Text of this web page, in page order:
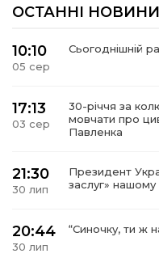
ОСТАННІ НОВИНИ
10:10
05 сер
Сьогоднішній
17:13
03 сер
30-річчя за
мовчати про
Павленка
21:30
30 лип
Президент
заслуг»
20:44
30 лип
“Синочку, ти ж